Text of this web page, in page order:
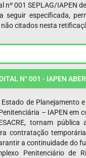
nº 001 SEPLAG/IAPEN
seguir especificada,
citados nesta
N° 001 - IAPEN
de Planejamento
– IAPEN em
tornam
contratação
a continuidade do
Penitenciário de